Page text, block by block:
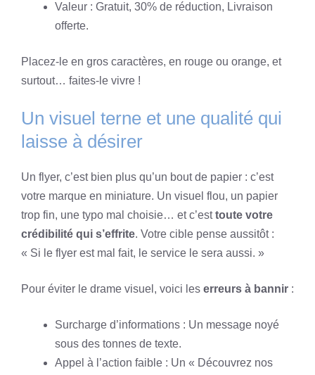
Valeur : Gratuit, 30% de réduction, Livraison
offerte.
Placez-le en gros caractères, en rouge ou orange, et
surtout… faites-le vivre !
Un visuel terne et une qualité qui
laisse à désirer
Un flyer, c’est bien plus qu’un bout de papier : c’est
votre marque en miniature. Un visuel flou, un papier
trop fin, une typo mal choisie… et c’esttoute votre
crédibilité qui s’effrite. Votre cible pense aussitôt :
« Si le flyer est mal fait, le service le sera aussi. »
Pour éviter le drame visuel, voici les erreurs à bannir :
Surcharge d’informations : Un message noyé
sous des tonnes de texte.
Appel à l’action faible : Un « Découvrez nos